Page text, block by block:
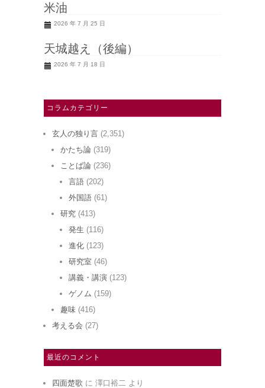
米油
2026 年 7 月 25 日
天城越え（後編）
2026 年 7 月 18 日
コラムカテゴリー
玄人の独り言 (2,351)
かたち論 (319)
ことば論 (236)
言語 (202)
外国語 (61)
研究 (413)
発生 (116)
進化 (123)
研究室 (46)
講義・講演 (123)
ゲノム (159)
趣味 (416)
考える会 (27)
最近のコメント
四面楚歌 に 澤口裕二 より